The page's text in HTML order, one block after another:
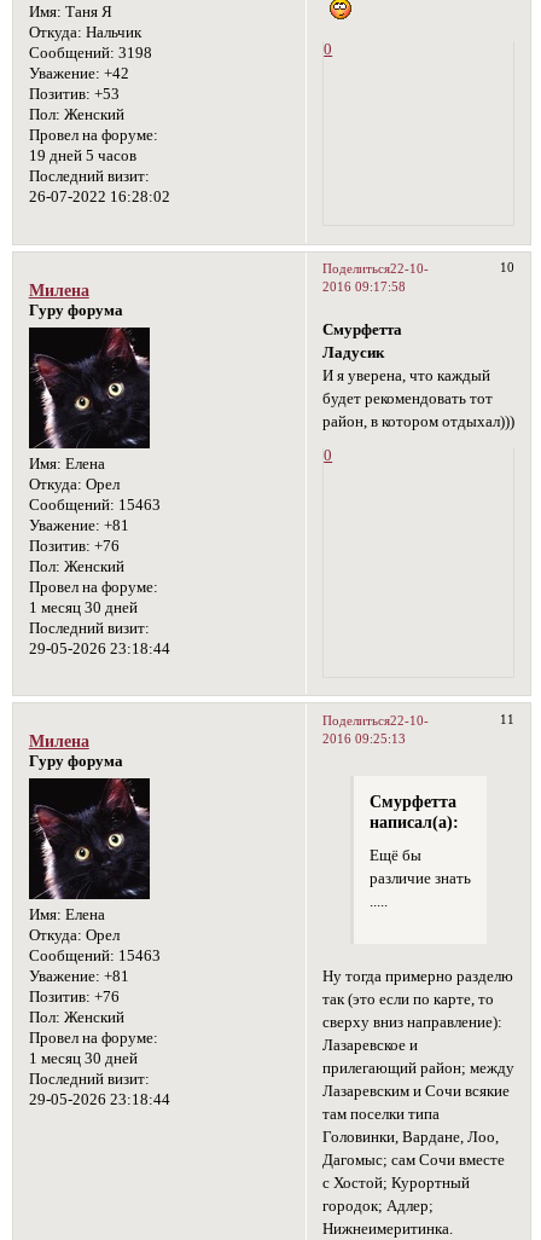
Имя: Таня Я
Откуда: Нальчик
Сообщений: 3198
Уважение: +42
Позитив: +53
Пол: Женский
Провел на форуме:
19 дней 5 часов
Последний визит:
26-07-2022 16:28:02
0
Поделиться 10
22-10-
2016 09:17:58
Милена
Гуру форума
Имя: Елена
Откуда: Орел
Сообщений: 15463
Уважение: +81
Позитив: +76
Пол: Женский
Провел на форуме:
1 месяц 30 дней
Последний визит:
29-05-2026 23:18:44
Смурфетта
Ладусик
И я уверена, что каждый
будет рекомендовать тот
район, в котором отдыхал)))
0
Поделиться 11
22-10-
2016 09:25:13
Милена
Гуру форума
Имя: Елена
Откуда: Орел
Сообщений: 15463
Уважение: +81
Позитив: +76
Пол: Женский
Провел на форуме:
1 месяц 30 дней
Последний визит:
29-05-2026 23:18:44
Смурфетта
написал(а):
Ещё бы
различие знать
Ну тогда примерно разделю
так (это если по карте, то
сверху вниз направление):
Лазаревское и
прилегающий район; между
Лазаревским и Сочи всякие
там поселки типа
Головинки, Вардане, Лоо,
Дагомыс; сам Сочи вместе
с Хостой; Курортный
городок; Адлер;
Нижнеимеритинка.